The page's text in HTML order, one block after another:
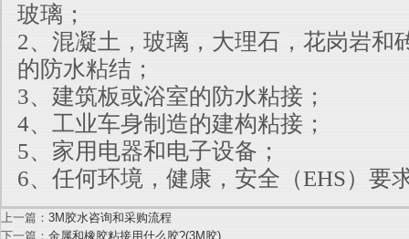
玻璃；
2、混凝土，玻璃，大理石，花岗岩和
的防水粘结；
3、建筑板或浴室的防水粘接；
4、工业车身制造的建构粘接；
5、家用电器和电子设备；
6、任何环境，健康，安全（EHS）要
上一篇： 3M胶水咨询和采购流程
下一篇： 金属和橡胶粘接用什么胶?(3M胶)